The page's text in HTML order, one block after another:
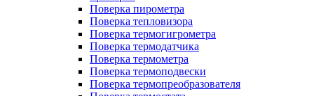
Поверка пирометра
Поверка тепловизора
Поверка термогигрометра
Поверка термодатчика
Поверка термометра
Поверка термоподвески
Поверка термопреобразователя